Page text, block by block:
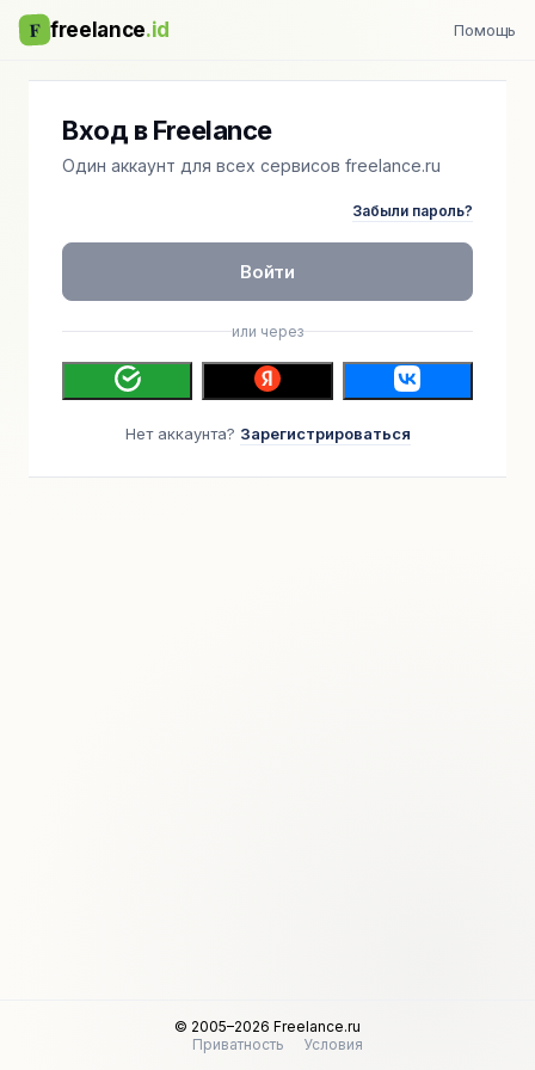
F freelance.id Помощь
Вход в Freelance
Один аккаунт для всех сервисов freelance.ru
Забыли пароль?
Войти
или через
Нет аккаунта? Зарегистрироваться
© 2005–2026 Freelance.ru
Приватность
Условия